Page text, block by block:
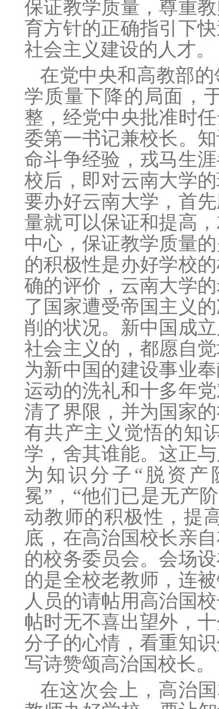
保证教学质量，尊重
育方针的正确指引下
社会主义建设的人才。
在党中央和高教部
学质量下降的局面，
整，经党中央批准时
委第一书记兼校长。
命斗争经验，戎马生
校后，即对云南大学
要办好云南大学，首
量就可以保证和提高
中心，保证教学质量
的积极性是办好学校
确的评价，云南大学
了国家遭受帝国主义
削的状况。新中国成
社会主义的，都愿自
为新中国的建设事业
运动的洗礼和十多年
清了界限，并为国家
有共产主义觉悟的知
学，舍其谁能。这正
为知识分子“脱资
冕”，“他们已是无产
动教师的积极性，提
底，在高治国校长亲
的校务委员会。会场
的是全校老教师，连
人员的请帖用高治国
帖时无不喜出望外，
分子的心情，看重知
写诗赞颂高治国校长。
在这次会上，高治